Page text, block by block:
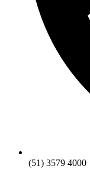
(51) 3579 4000